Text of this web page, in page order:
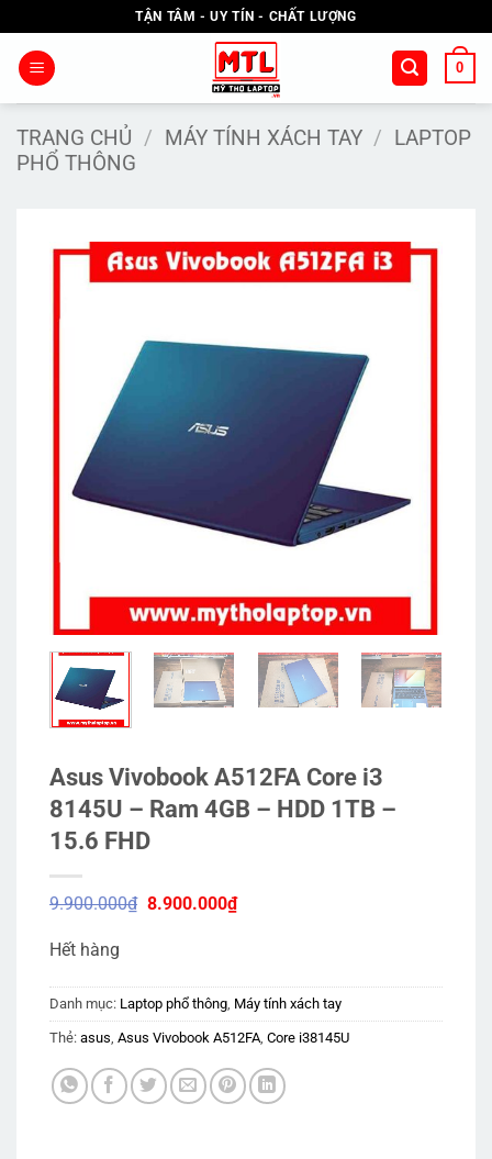
qua
nội
TẬN TÂM - UY TÍN - CHẤT LƯỢNG
0
TRANG CHỦ / MÁY TÍNH XÁCH TAY / LAPTOP
PHỔ THÔNG
Asus Vivobook A512FA Core i3
8145U – Ram 4GB – HDD 1TB –
15.6 FHD
9.900.000₫ Giá
8.900.000₫Giá
hiện
Hết hàng
Danh mục: Laptop phổ thông Máy tính xách tay
Thẻ: asus Asus Vivobook A512FA Core i38145U